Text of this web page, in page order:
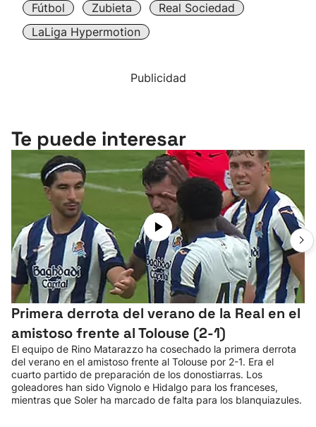
Fútbol Zubieta
Real Sociedad
LaLiga Hypermotion
Publicidad
Te puede interesar
Primera derrota del verano de la Real en el
amistoso frente al Tolouse (2-1)
El equipo de Rino Matarazzo ha cosechado la primera derrota
del verano en el amistoso frente al Tolouse por 2-1. Era el
cuarto partido de preparación de los donostiarras. Los
goleadores han sido Vignolo e Hidalgo para los franceses,
mientras que Soler ha marcado de falta para los blanquiazules.